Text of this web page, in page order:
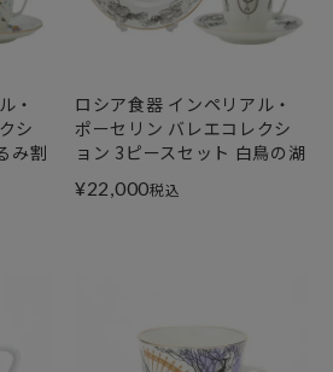
・
シ
み割
ロシア食器 インペリアル・
ポーセリン バレエコレクシ
ョン 3ピースセット 白鳥の湖
¥22,000税込